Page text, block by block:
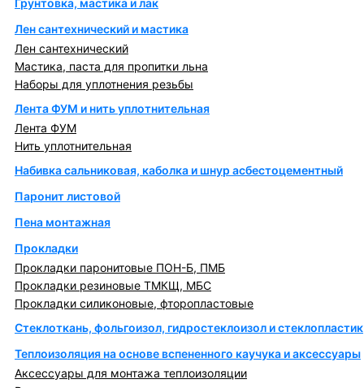
Грунтовка, мастика и лак
Лен сантехнический и мастика
Лен сантехнический
Мастика, паста для пропитки льна
Наборы для уплотнения резьбы
Лента ФУМ и нить уплотнительная
Лента ФУМ
Нить уплотнительная
Набивка сальниковая, каболка и шнур асбестоцементный
Паронит листовой
Пена монтажная
Прокладки
Прокладки паронитовые ПОН-Б, ПМБ
Прокладки резиновые ТМКЩ, МБС
Прокладки силиконовые, фторопластовые
Стеклоткань, фольгоизол, гидростеклоизол и стеклопластик
Теплоизоляция на основе вспененного каучука и аксессуары
Аксессуары для монтажа теплоизоляции